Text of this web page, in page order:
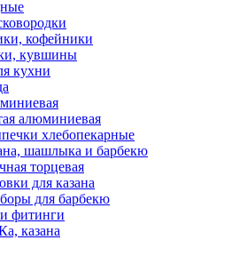
кофейники
кувшины
кухни
алюминиевая
хлебопекарные
шашлыка и барбекю
торцевая
для казана
для барбекю
фитинги
казана